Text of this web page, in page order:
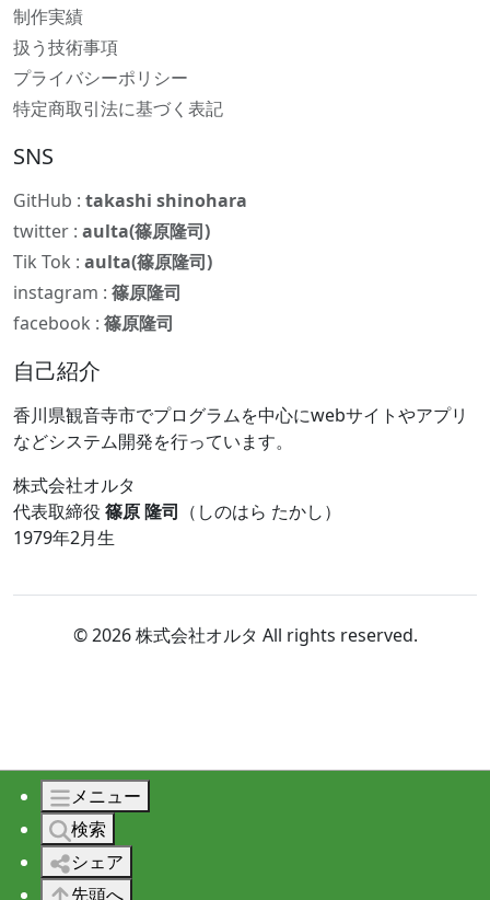
制作実績
扱う技術事項
プライバシーポリシー
特定商取引法に基づく表記
SNS
GitHub : takashi shinohara
twitter : aulta(篠原隆司)
Tik Tok : aulta(篠原隆司)
instagram : 篠原隆司
facebook : 篠原隆司
自己紹介
香川県観音寺市でプログラムを中心にwebサイトやアプリ
などシステム開発を行っています。
株式会社オルタ
代表取締役 篠原 隆司 （しのはら たかし）
1979年2月生
© 2026 株式会社オルタ All rights reserved.
メニュー
検索
シェア
先頭へ